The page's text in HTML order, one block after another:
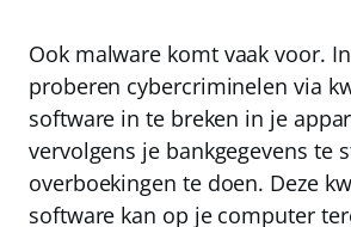
Ook malware komt vaak voor.
proberen cybercriminelen via
software in te breken in je
vervolgens je bankgegevens te
overboekingen te doen. Deze
software kan op je computer